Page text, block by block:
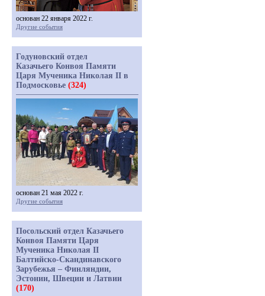
основан 22 января 2022 г.
Другие события
Годуновский отдел
Казачьего Конвоя Памяти
Царя Мученика Николая II в
Подмосковье (324)
основан 21 мая 2022 г.
Другие события
Посольский отдел Казачьего
Конвоя Памяти Царя
Мученика Николая II
Балтийско-Скандинавского
Зарубежья – Финляндии,
Эстонии, Швеции и Латвии
(170)